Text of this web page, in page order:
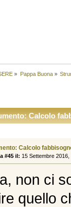
» Pappa Buona»
Calcolo
Calcolo
#45 il: 15 Settembre 2016,
non ci
quello